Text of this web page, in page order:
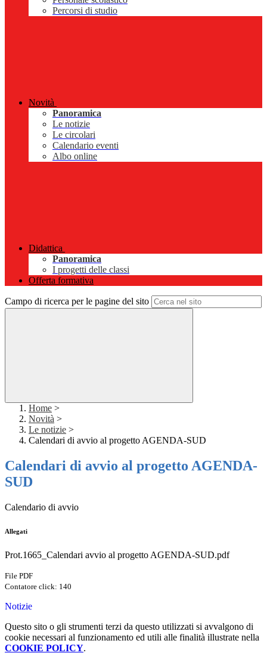
Percorsi di studio
Novità
Panoramica
Le notizie
Le circolari
Calendario eventi
Albo online
Didattica
Panoramica
I progetti delle classi
Offerta formativa
Campo di ricerca per le pagine del sito
Home >
Novità >
Le notizie >
Calendari di avvio al progetto AGENDA-SUD
Calendari di avvio al progetto AGENDA-
SUD
Calendario di avvio
Allegati
Prot.1665_Calendari avvio al progetto AGENDA-SUD.pdf
File PDF
Contatore click: 140
Notizie
Questo sito o gli strumenti terzi da questo utilizzati si avvalgono di
cookie necessari al funzionamento ed utili alle finalità illustrate nella
COOKIE POLICY.